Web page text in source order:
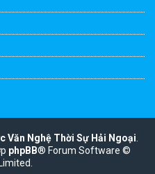
Văn Nghệ Thời Sự Hải Ngoại
phpBB® Forum Software ©